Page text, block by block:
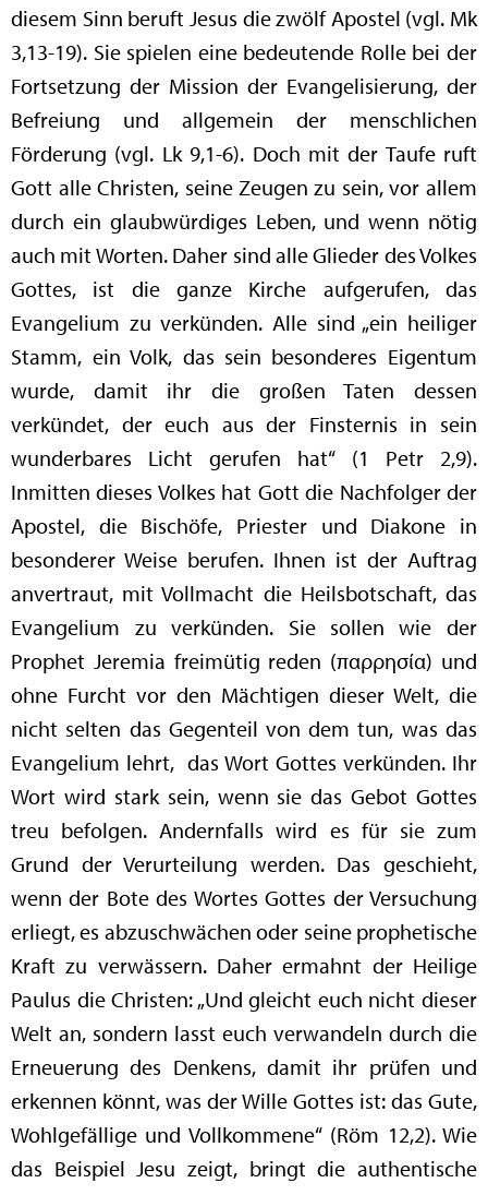
diesem Sinn beruft Jesus die zwölf Apostel (vgl. Mk
3,13-19). Sie spielen eine bedeutende Rolle bei der
Fortsetzung der Mission der Evangelisierung, der
Befreiung und allgemein der menschlichen
Förderung (vgl. Lk 9,1-6). Doch mit der Taufe ruft
Gott alle Christen, seine Zeugen zu sein, vor allem
durch ein glaubwürdiges Leben, und wenn nötig
auch mit Worten. Daher sind alle Glieder des Volkes
Gottes, ist die ganze Kirche aufgerufen, das
Evangelium zu verkünden. Alle sind „ein heiliger
Stamm, ein Volk, das sein besonderes Eigentum
wurde, damit ihr die großen Taten dessen
verkündet, der euch aus der Finsternis in sein
wunderbares Licht gerufen hat“ (1 Petr 2,9).
Inmitten dieses Volkes hat Gott die Nachfolger der
Apostel, die Bischöfe, Priester und Diakone in
besonderer Weise berufen. Ihnen ist der Auftrag
anvertraut, mit Vollmacht die Heilsbotschaft, das
Evangelium zu verkünden. Sie sollen wie der
Prophet Jeremia freimütig reden (παρρησία) und
ohne Furcht vor den Mächtigen dieser Welt, die
nicht selten das Gegenteil von dem tun, was das
Evangelium lehrt, das Wort Gottes verkünden. Ihr
Wort wird stark sein, wenn sie das Gebot Gottes
treu befolgen. Andernfalls wird es für sie zum
Grund der Verurteilung werden. Das geschieht,
wenn der Bote des Wortes Gottes der Versuchung
erliegt, es abzuschwächen oder seine prophetische
Kraft zu verwässern. Daher ermahnt der Heilige
Paulus die Christen: „Und gleicht euch nicht dieser
Welt an, sondern lasst euch verwandeln durch die
Erneuerung des Denkens, damit ihr prüfen und
erkennen könnt, was der Wille Gottes ist: das Gute,
Wohlgefällige und Vollkommene“ (Röm 12,2). Wie
das Beispiel Jesu zeigt, bringt die authentische